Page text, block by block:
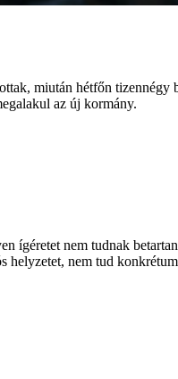
miután hétfőn tizennégy
az új kormány.
ígéretet nem tudnak
helyzetet, nem tud